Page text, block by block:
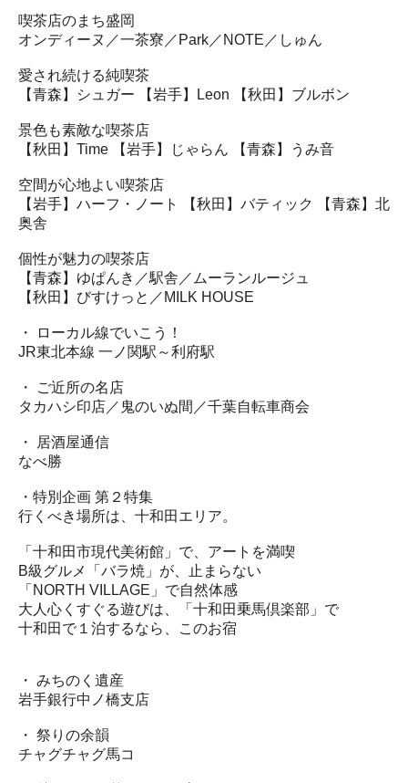
喫茶店のまち盛岡
オンディーヌ／一茶寮／Park／NOTE／しゅん
愛され続ける純喫茶
【青森】シュガー 【岩手】Leon 【秋田】ブルボン
景色も素敵な喫茶店
【秋田】Time 【岩手】じゃらん 【青森】うみ音
空間が心地よい喫茶店
【岩手】ハーフ・ノート 【秋田】バティック 【青森】北
奥舎
個性が魅力の喫茶店
【青森】ゆぱんき／駅舎／ムーランルージュ
【秋田】びすけっと／MILK HOUSE
・ ローカル線でいこう！
JR東北本線 一ノ関駅～利府駅
・ ご近所の名店
タカハシ印店／鬼のいぬ間／千葉自転車商会
・ 居酒屋通信
なべ勝
・特別企画 第２特集
行くべき場所は、十和田エリア。
「十和田市現代美術館」で、アートを満喫
B級グルメ「バラ焼」が、止まらない
「NORTH VILLAGE」で自然体感
大人心くすぐる遊びは、「十和田乗馬倶楽部」で
十和田で１泊するなら、このお宿
・ みちのく遺産
岩手銀行中ノ橋支店
・ 祭りの余韻
チャグチャグ馬コ